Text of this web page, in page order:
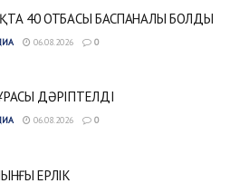
40 ОТБАСЫ БАСПАНАЛЫ БОЛДЫ
06.08.2026 0
ДӘРІПТЕЛДІ
06.08.2026 0
ЕРЛІК